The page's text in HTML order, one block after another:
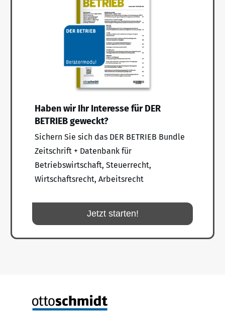
Haben wir Ihr Interesse für DER
BETRIEB geweckt?
Sichern Sie sich das DER BETRIEB Bundle
Zeitschrift + Datenbank für
Betriebswirtschaft, Steuerrecht,
Wirtschaftsrecht, Arbeitsrecht
Jetzt starten!